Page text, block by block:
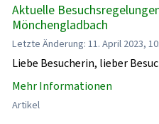
Aktuelle
Mönchengladbach
Letzte Änderung: 11. April 2023,
Liebe Besucherin, lieber
Mehr Informationen
Artikel